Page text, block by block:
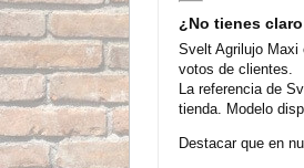
¿No tienes
Svelt Agrilujo Maxi
votos de clientes.
La referencia de
tienda. Modelo
Destacar que en